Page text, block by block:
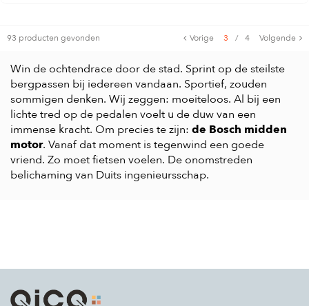
93 producten gevonden Vorige 3 / 4 Volgende
Win de ochtendrace door de stad. Sprint op de steilste
bergpassen bij iedereen vandaan. Sportief, zouden
sommigen denken. Wij zeggen: moeiteloos. Al bij een
lichte tred op de pedalen voelt u de duw van een
immense kracht. Om precies te zijn: de Bosch midden
motor. Vanaf dat moment is tegenwind een goede
vriend. Zo moet fietsen voelen. De onomstreden
belichaming van Duits ingenieursschap.